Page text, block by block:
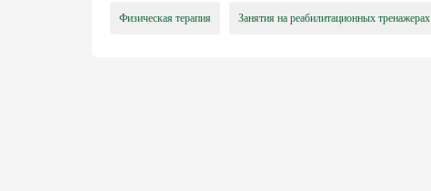
Физическая терапия Занятия на реабилитационных тренажерах